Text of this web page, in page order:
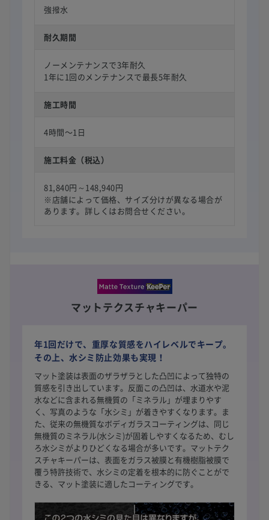
強撥水
耐久期間
ノーメンテナンスで3年耐久
1年に1回のメンテナンスで最長5年耐久
施工時間
4時間〜1日
施工料金（税込）
81,840円～148,940円
※店舗によって価格、サイズ分けが異なる場合が
あります。詳しくはお問合せください。
マットテクスチャキーパー
年1回だけで、重厚な質感をハイレベルでキープ。
その上、水シミ防止効果も実現！
マット塗装は表面のザラザラとした凸凹によって独特の
質感を引き出しています。反面この凸凹は、水道水や泥
水などに含まれる無機質の「ミネラル」が埋まりやす
く、写真のような「水シミ」が着きやすくなります。ま
た、従来の無機質なボディガラスコーティングは、同じ
無機質のミネラル(水シミ)が固着しやすくなるため、むし
ろ水シミがよりひどくなる場合が多いです。マットテク
スチャキーパーは、表面をガラス被膜と有機樹脂被膜で
覆う特許技術で、水シミの定着を根本的に防ぐことがで
きる、マット塗装に適したコーティングです。